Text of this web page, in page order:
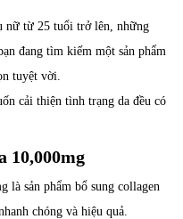
nữ từ 25 tuổi trở lên, những
đang tìm kiếm một sản phẩm
tuyệt vời.
cải thiện tình trạng da đều có
10,000mg
là sản phẩm bổ sung collagen
chóng và hiệu quả.